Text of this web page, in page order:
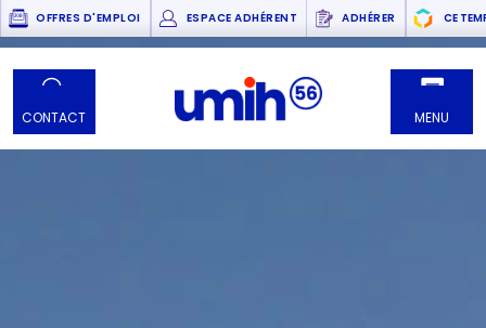
OFFRES D'EMPLOI ESPACE ADHÉRENT ADHÉRER CE
CONTACT MENU